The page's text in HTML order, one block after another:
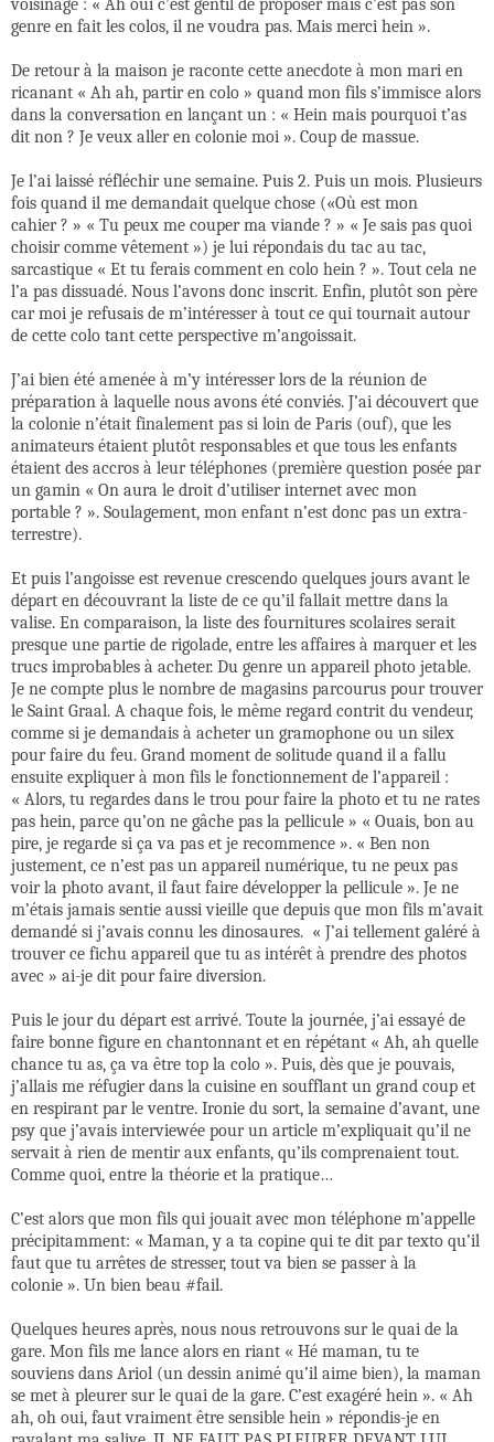
voisinage : « Ah oui c’est gentil de proposer mais c’est pas son
genre en fait les colos, il ne voudra pas. Mais merci hein ».
De retour à la maison je raconte cette anecdote à mon mari en
ricanant « Ah ah, partir en colo » quand mon fils s’immisce alors
dans la conversation en lançant un : « Hein mais pourquoi t’as
dit non ? Je veux aller en colonie moi ». Coup de massue.
Je l’ai laissé réfléchir une semaine. Puis 2. Puis un mois. Plusieurs
fois quand il me demandait quelque chose («Où est mon
cahier ? » « Tu peux me couper ma viande ? » « Je sais pas quoi
choisir comme vêtement ») je lui répondais du tac au tac,
sarcastique « Et tu ferais comment en colo hein ? ». Tout cela ne
l’a pas dissuadé. Nous l’avons donc inscrit. Enfin, plutôt son père
car moi je refusais de m’intéresser à tout ce qui tournait autour
de cette colo tant cette perspective m’angoissait.
J’ai bien été amenée à m’y intéresser lors de la réunion de
préparation à laquelle nous avons été conviés. J’ai découvert que
la colonie n’était finalement pas si loin de Paris (ouf), que les
animateurs étaient plutôt responsables et que tous les enfants
étaient des accros à leur téléphones (première question posée par
un gamin « On aura le droit d’utiliser internet avec mon
portable ? ». Soulagement, mon enfant n’est donc pas un extra-
terrestre).
Et puis l’angoisse est revenue crescendo quelques jours avant le
départ en découvrant la liste de ce qu’il fallait mettre dans la
valise. En comparaison, la liste des fournitures scolaires serait
presque une partie de rigolade, entre les affaires à marquer et les
trucs improbables à acheter. Du genre un appareil photo jetable.
Je ne compte plus le nombre de magasins parcourus pour trouver
le Saint Graal. A chaque fois, le même regard contrit du vendeur,
comme si je demandais à acheter un gramophone ou un silex
pour faire du feu. Grand moment de solitude quand il a fallu
ensuite expliquer à mon fils le fonctionnement de l’appareil :
« Alors, tu regardes dans le trou pour faire la photo et tu ne rates
pas hein, parce qu’on ne gâche pas la pellicule » « Ouais, bon au
pire, je regarde si ça va pas et je recommence ». « Ben non
justement, ce n’est pas un appareil numérique, tu ne peux pas
voir la photo avant, il faut faire développer la pellicule ». Je ne
m’étais jamais sentie aussi vieille que depuis que mon fils m’avait
demandé si j’avais connu les dinosaures. « J’ai tellement galéré à
trouver ce fichu appareil que tu as intérêt à prendre des photos
avec » ai-je dit pour faire diversion.
Puis le jour du départ est arrivé. Toute la journée, j’ai essayé de
faire bonne figure en chantonnant et en répétant « Ah, ah quelle
chance tu as, ça va être top la colo ». Puis, dès que je pouvais,
j’allais me réfugier dans la cuisine en soufflant un grand coup et
en respirant par le ventre. Ironie du sort, la semaine d’avant, une
psy que j’avais interviewée pour un article m’expliquait qu’il ne
servait à rien de mentir aux enfants, qu’ils comprenaient tout.
Comme quoi, entre la théorie et la pratique…
C’est alors que mon fils qui jouait avec mon téléphone m’appelle
précipitamment: « Maman, y a ta copine qui te dit par texto qu’il
faut que tu arrêtes de stresser, tout va bien se passer à la
colonie ». Un bien beau #fail.
Quelques heures après, nous nous retrouvons sur le quai de la
gare. Mon fils me lance alors en riant « Hé maman, tu te
souviens dans Ariol (un dessin animé qu’il aime bien), la maman
se met à pleurer sur le quai de la gare. C’est exagéré hein ». « Ah
ah, oh oui, faut vraiment être sensible hein » répondis-je en